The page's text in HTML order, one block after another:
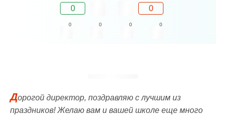
0 0
0 0 0 0
Дорогой директор, поздравляю с лучшим из
праздников! Желаю вам и вашей школе еще много